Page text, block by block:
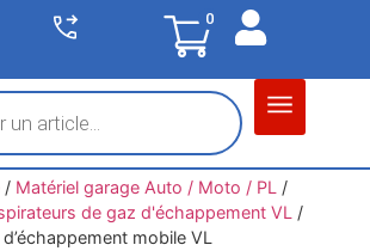
0
/ Matériel garage Auto / Moto / PL /
de gaz d'échappement VL /
mobile VL